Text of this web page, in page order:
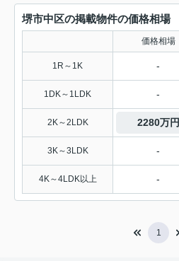
堺市中区の掲載物件の価格相場
価格相場
1R～1K -
1DK～1LDK -
2K～2LDK 2280万円
3K～3LDK -
4K～4LDK以上 -
1